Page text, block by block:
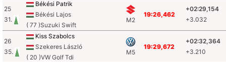
25
31.
Békési Patrik
Békési Lajos
( 77 )Suzuki Swift
M2
19:26,462
+02:29,154
+3.032
26
35.
Kiss Szabolcs
Szekeres László
( 20 )VW Golf Tdi
M5
19:29,672
+02:32,364
+3.210